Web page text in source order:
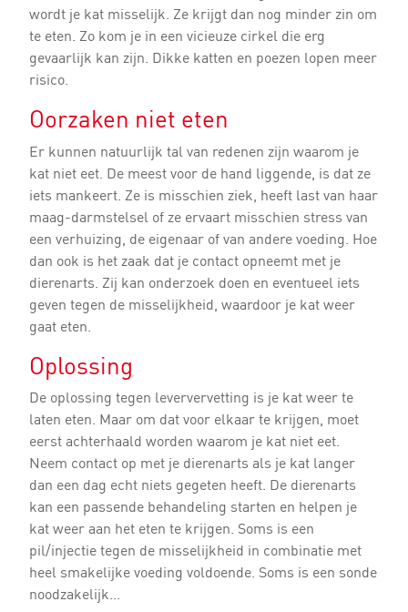
wordt je kat misselijk. Ze krijgt dan nog minder zin om
te eten. Zo kom je in een vicieuze cirkel die erg
gevaarlijk kan zijn. Dikke katten en poezen lopen meer
risico.
Oorzaken niet eten
Er kunnen natuurlijk tal van redenen zijn waarom je
kat niet eet. De meest voor de hand liggende, is dat ze
iets mankeert. Ze is misschien ziek, heeft last van haar
maag-darmstelsel of ze ervaart misschien stress van
een verhuizing, de eigenaar of van andere voeding. Hoe
dan ook is het zaak dat je contact opneemt met je
dierenarts. Zij kan onderzoek doen en eventueel iets
geven tegen de misselijkheid, waardoor je kat weer
gaat eten.
Oplossing
De oplossing tegen leververvetting is je kat weer te
laten eten. Maar om dat voor elkaar te krijgen, moet
eerst achterhaald worden waarom je kat niet eet.
Neem contact op met je dierenarts als je kat langer
dan een dag echt niets gegeten heeft. De dierenarts
kan een passende behandeling starten en helpen je
kat weer aan het eten te krijgen. Soms is een
pil/injectie tegen de misselijkheid in combinatie met
heel smakelijke voeding voldoende. Soms is een sonde
noodzakelijk...